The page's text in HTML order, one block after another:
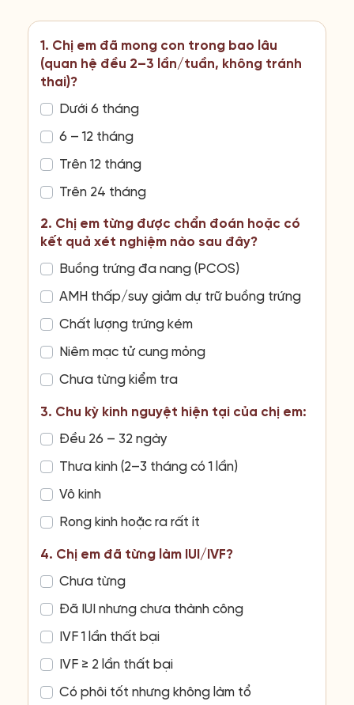
1. Chị em đã mong con trong bao lâu
(quan hệ đều 2–3 lần/tuần, không tránh
thai)?
Dưới 6 tháng
6 – 12 tháng
Trên 12 tháng
Trên 24 tháng
2. Chị em từng được chẩn đoán hoặc có
kết quả xét nghiệm nào sau đây?
Buồng trứng đa nang (PCOS)
AMH thấp/suy giảm dự trữ buồng trứng
Chất lượng trứng kém
Niêm mạc tử cung mỏng
Chưa từng kiểm tra
3. Chu kỳ kinh nguyệt hiện tại của chị em:
Đều 26 – 32 ngày
Thưa kinh (2–3 tháng có 1 lần)
Vô kinh
Rong kinh hoặc ra rất ít
4. Chị em đã từng làm IUI/IVF?
Chưa từng
Đã IUI nhưng chưa thành công
IVF 1 lần thất bại
IVF ≥ 2 lần thất bại
Có phôi tốt nhưng không làm tổ